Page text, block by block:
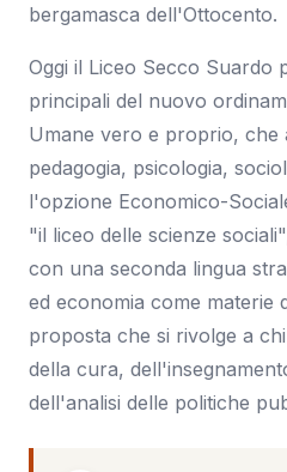
bergamasca dell'Ottocento.
Oggi il Liceo Secco Suardo
principali del nuovo
Umane vero e proprio, che
pedagogia, psicologia,
l'opzione Economico-
"il liceo delle scienze
con una seconda lingua
ed economia come materie
proposta che si rivolge a
della cura,
dell'analisi delle politiche